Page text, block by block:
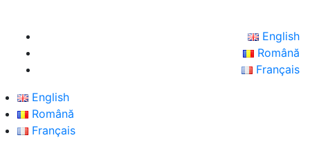
English
Română
Français
English
Română
Français